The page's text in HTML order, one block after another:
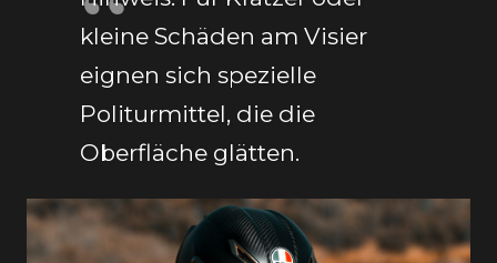
kleine Schäden am Visier
eignen sich spezielle
Politurmittel, die die
Oberfläche glätten.